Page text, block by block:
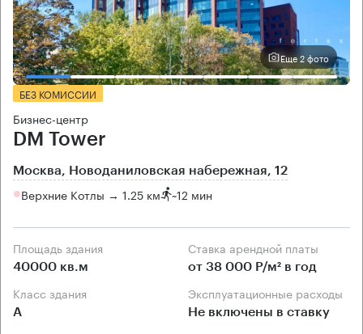
Еще 2 фото
БЕЗ КОМИССИИ
Бизнес-центр
DM Tower
Москва, Новоданиловская набережная, 12
Верхние Котлы → 1.25 км ~12 мин
Площадь здания
40000 кв.м
Ставка арендной платы
от 38 000 Р/м² в год
Класс здания
А
Эксплуатационные расходы
Не включены в ставку